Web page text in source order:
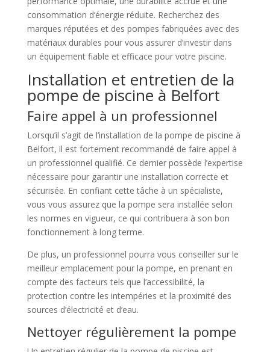
consommation d’énergie réduite. Recherchez des
marques réputées et des pompes fabriquées avec des
matériaux durables pour vous assurer d’investir dans
un équipement fiable et efficace pour votre piscine.
Installation et entretien de la
pompe de piscine à Belfort
Faire appel à un professionnel
Lorsqu’il s’agit de l’installation de la pompe de piscine à
Belfort, il est fortement recommandé de faire appel à
un professionnel qualifié. Ce dernier possède l’expertise
nécessaire pour garantir une installation correcte et
sécurisée. En confiant cette tâche à un spécialiste,
vous vous assurez que la pompe sera installée selon
les normes en vigueur, ce qui contribuera à son bon
fonctionnement à long terme.
De plus, un professionnel pourra vous conseiller sur le
meilleur emplacement pour la pompe, en prenant en
compte des facteurs tels que l’accessibilité, la
protection contre les intempéries et la proximité des
sources d’électricité et d’eau.
Nettoyer régulièrement la pompe